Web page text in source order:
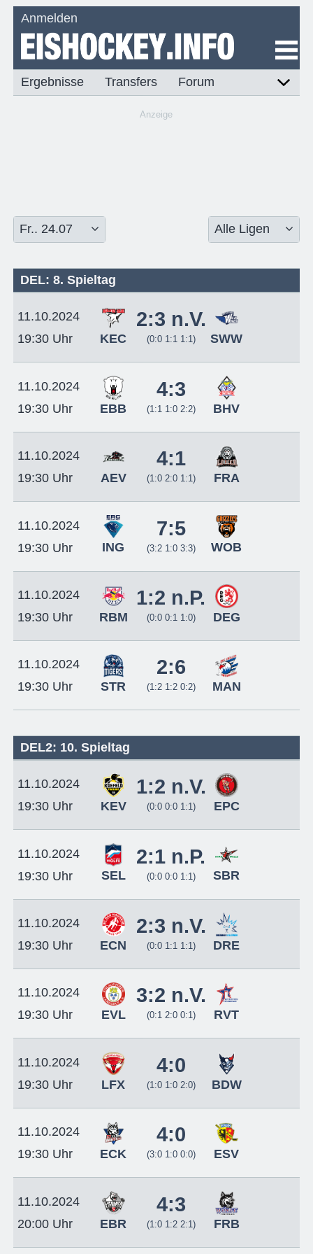
Anmelden
Ergebnisse Transfers Forum
Anzeige
DEL: 8. Spieltag
11.10.2024
19:30 Uhr
KEC
2:3 n.V.
(0:0 1:1 1:1) SWW
11.10.2024
19:30 Uhr
EBB
4:3
(1:1 1:0 2:2) BHV
11.10.2024
19:30 Uhr
AEV
4:1
(1:0 2:0 1:1) FRA
11.10.2024
19:30 Uhr
ING
7:5
(3:2 1:0 3:3) WOB
11.10.2024
19:30 Uhr
RBM
1:2 n.P.
(0:0 0:1 1:0) DEG
11.10.2024
19:30 Uhr
STR
2:6
(1:2 1:2 0:2) MAN
DEL2: 10. Spieltag
11.10.2024
19:30 Uhr
KEV
1:2 n.V.
(0:0 0:0 1:1) EPC
11.10.2024
19:30 Uhr
SEL
2:1 n.P.
(0:0 0:0 1:1) SBR
11.10.2024
19:30 Uhr
ECN
2:3 n.V.
(0:0 1:1 1:1) DRE
11.10.2024
19:30 Uhr
EVL
3:2 n.V.
(0:1 2:0 0:1) RVT
11.10.2024
19:30 Uhr
LFX
4:0
(1:0 1:0 2:0) BDW
11.10.2024
19:30 Uhr
ECK
4:0
(3:0 1:0 0:0) ESV
11.10.2024
20:00 Uhr
EBR
4:3
(1:0 1:2 2:1) FRB